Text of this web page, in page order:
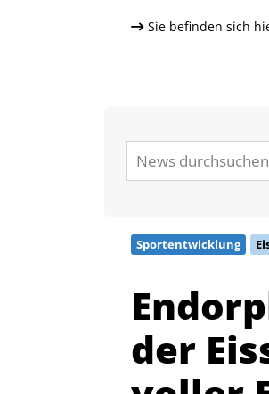
der
voller